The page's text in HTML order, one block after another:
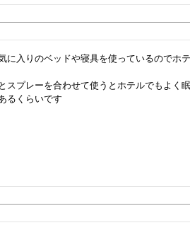
に入りのベッドや寝具を使っているのでホ
スプレーを合わせて使うとホテルでもよく